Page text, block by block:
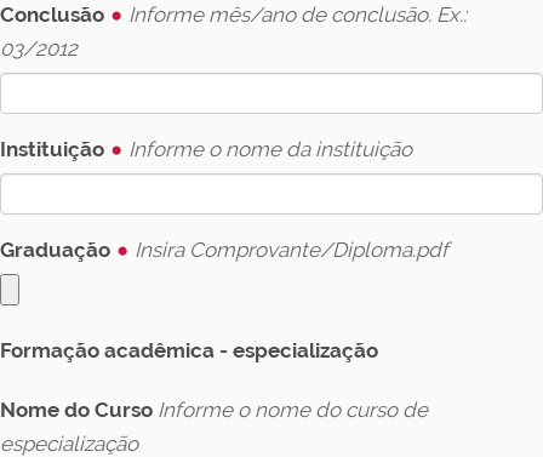
Conclusão
Informe mês/ano de conclusão. Ex.:
03/2012
Instituição Informe o nome da instituição
Graduação Insira Comprovante/Diploma.pdf
Formação acadêmica - especialização
Nome do Curso Informe o nome do curso de
especialização